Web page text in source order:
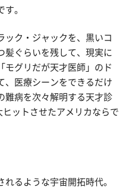
す。
ック・ジャックを、黒いコ
髪ぐらいを残して、現実に
モグリだが天才医師」のド
、医療シーンをできるだけ
病を次々解明する天才診
ットさせたアメリカならで
るような宇宙開拓時代。